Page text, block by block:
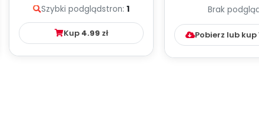
Szybki podglądstron: 1
Kup 4.99 zł
Brak
Pobierz lub kup